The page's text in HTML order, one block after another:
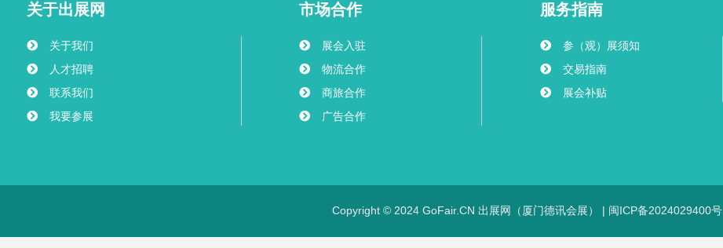
关于出展网
关于我们
人才招聘
联系我们
我要参展
市场合作
展会入驻
物流合作
商旅合作
广告合作
服务指南
参（观）展须知
交易指南
展会补贴
Copyright © 2024 GoFair.CN 出展网（厦门德讯会展） | 闽ICP备2024029400号